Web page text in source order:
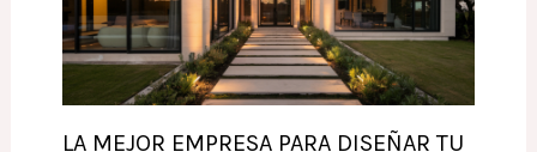
LA MEJOR EMPRESA PARA DISEÑAR TU